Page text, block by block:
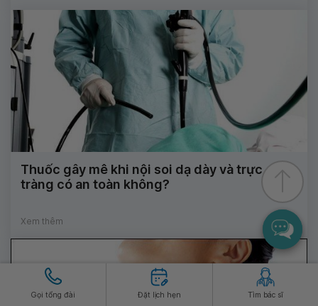
Thuốc gây mê khi nội soi dạ dày và trực
tràng có an toàn không?
Xem thêm
Gọi tổng đài Đặt lịch hẹn Tìm bác sĩ